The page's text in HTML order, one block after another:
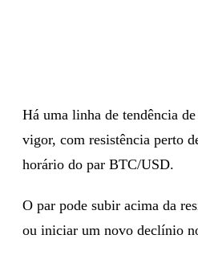
Há uma linha de tendência
vigor, com resistência perto
horário do par BTC/USD.
O par pode subir acima da
ou iniciar um novo declínio